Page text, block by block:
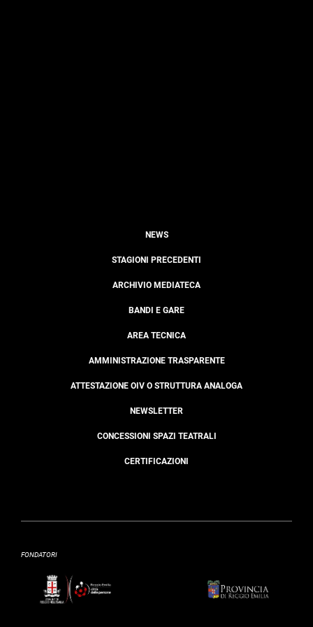
NEWS
STAGIONI PRECEDENTI
ARCHIVIO MEDIATECA
BANDI E GARE
AREA TECNICA
AMMINISTRAZIONE TRASPARENTE
ATTESTAZIONE OIV O STRUTTURA ANALOGA
NEWSLETTER
CONCESSIONI SPAZI TEATRALI
CERTIFICAZIONI
FONDATORI